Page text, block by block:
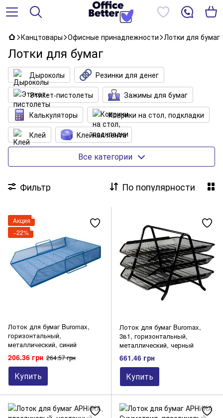
Канцтовары Офисные принадлежности Лотки для бумаг
Лотки для бумаг
Дыроколы
Резинки для денег
Этикет-пистолеты
Зажимы для бумаг
Калькуляторы
Коврики на стол, подкладки
Клей
Клейкая лента
Клеевые пистолеты
Кнопки, булавки
Лупы
Настольные наборы с наполнением
Ножницы
Офисные безделушки прочие
Подставки
Скрепки, диспенсеры для скрепок
Степлеры, скобы, расшиватели
Все категории
Фильтр По популярности
Акция
−22%
Лоток для бумаг Buromax,
горизонтальный,
металлический, синий
206.36 грн 264.57 грн
Купить
Лоток для бумаг Buromax,
3в1, горизонтальный,
металлический, черный
661.46 грн
Купить